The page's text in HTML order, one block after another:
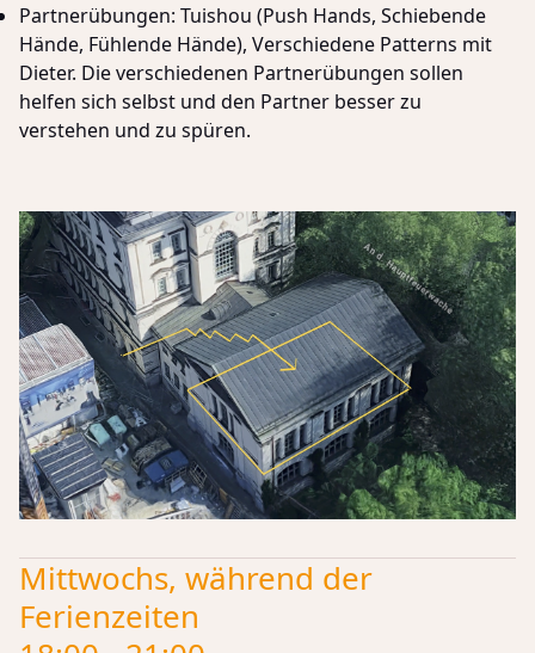
Partnerübungen: Tuishou (Push Hands, Schiebende
Hände, Fühlende Hände), Verschiedene Patterns mit
Dieter. Die verschiedenen Partnerübungen sollen
helfen sich selbst und den Partner besser zu
verstehen und zu spüren.
Mittwochs, während der
Ferienzeiten